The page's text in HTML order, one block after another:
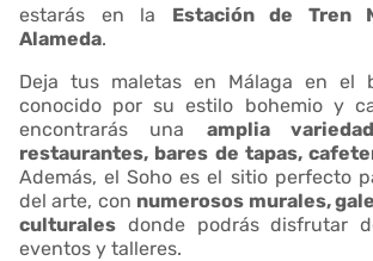
estarás en la Estación de Tren
Alameda.
Deja tus maletas en Málaga en el
conocido por su estilo bohemio y
encontrarás una amplia
restaurantes, bares de tapas,
Además, el Soho es el sitio perfecto
del arte, con numerosos murales,
culturales donde podrás disfrutar
eventos y talleres.